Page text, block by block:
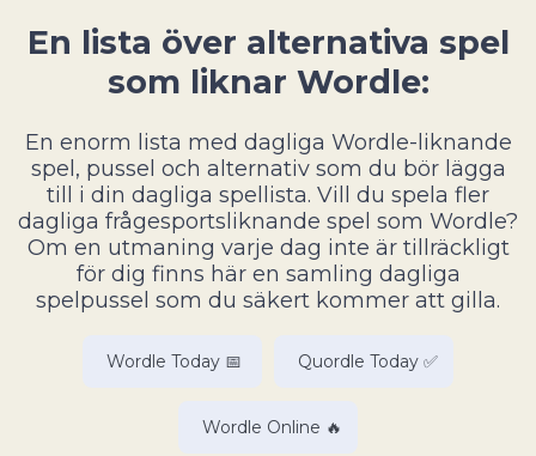
En lista över alternativa spel
som liknar Wordle:
En enorm lista med dagliga Wordle-liknande
spel, pussel och alternativ som du bör lägga
till i din dagliga spellista. Vill du spela fler
dagliga frågesportsliknande spel som Wordle?
Om en utmaning varje dag inte är tillräckligt
för dig finns här en samling dagliga
spelpussel som du säkert kommer att gilla.
Wordle Today 📅 Quordle Today ✅
Wordle Online 🔥